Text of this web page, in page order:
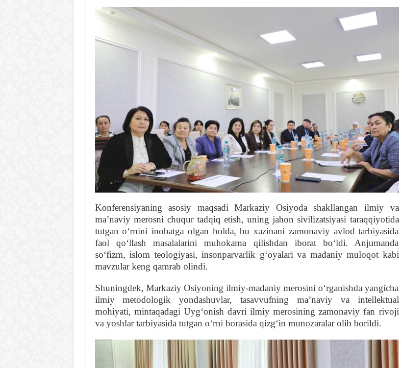
Konferensiyaning asosiy maqsadi Markaziy Osiyoda shakllangan ilmiy va
maʼnaviy merosni chuqur tadqiq etish, uning jahon sivilizatsiyasi taraqqiyotida
tutgan oʻrnini inobatga olgan holda, bu xazinani zamonaviy avlod tarbiyasida
faol qoʻllash masalalarini muhokama qilishdan iborat boʻldi. Anjumanda
soʻfizm, islom teologiyasi, insonparvarlik gʻoyalari va madaniy muloqot kabi
mavzular keng qamrab olindi.
Shuningdek, Markaziy Osiyoning ilmiy-madaniy merosini oʻrganishda yangicha
ilmiy metodologik yondashuvlar, tasavvufning maʼnaviy va intellektual
mohiyati, mintaqadagi Uygʻonish davri ilmiy merosining zamonaviy fan rivoji
va yoshlar tarbiyasida tutgan oʻrni borasida qizgʻin munozaralar olib borildi.